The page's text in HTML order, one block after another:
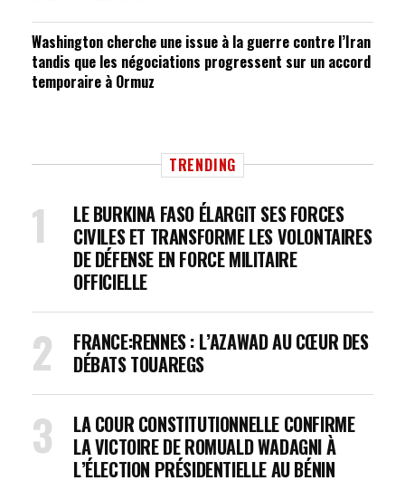
Washington cherche une issue à la guerre contre l’Iran
tandis que les négociations progressent sur un accord
temporaire à Ormuz
TRENDING
LE BURKINA FASO ÉLARGIT SES FORCES
CIVILES ET TRANSFORME LES VOLONTAIRES
DE DÉFENSE EN FORCE MILITAIRE
OFFICIELLE
FRANCE:RENNES : L’AZAWAD AU CŒUR DES
DÉBATS TOUAREGS
LA COUR CONSTITUTIONNELLE CONFIRME
LA VICTOIRE DE ROMUALD WADAGNI À
L’ÉLECTION PRÉSIDENTIELLE AU BÉNIN